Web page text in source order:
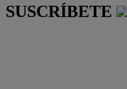
SUSCRÍBETE